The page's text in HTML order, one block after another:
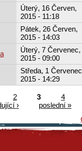
Úterý, 16 Červen,
2015 - 11:18
Pátek, 26 Červen,
2015 - 14:03
Úterý, 7 Červenec,
2015 - 09:00
Středa, 1
2015 - 14:29
2 3
4
›
poslední »